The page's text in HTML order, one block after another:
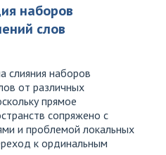
наборов
слов
слияния наборов
от различных
прямое
сопряжено с
и проблемой локальных
к ординальным